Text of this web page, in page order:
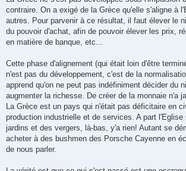
contraire. On a exigé de la Grèce qu'elle s'aligne à
autres. Pour parvenir à ce résultat, il faut élever le
du pouvoir d'achat, afin de pouvoir élever les prix,
en matière de banque, etc...
Cette phase d'alignement (qui était loin d'être
n'est pas du développement, c'est de la
apprend qu'on ne peut pas indéfiniment décider du
augmenter la richesse. De créer de la monnaie n'a
La Grèce est un pays qui n'était pas déficitaire en
production industrielle et de services. A part l'Eglise
jardins et des vergers, là-bas, y'a rien! Autant se
acheter à des bushmen des Porsche Cayenne en
de nous parler.